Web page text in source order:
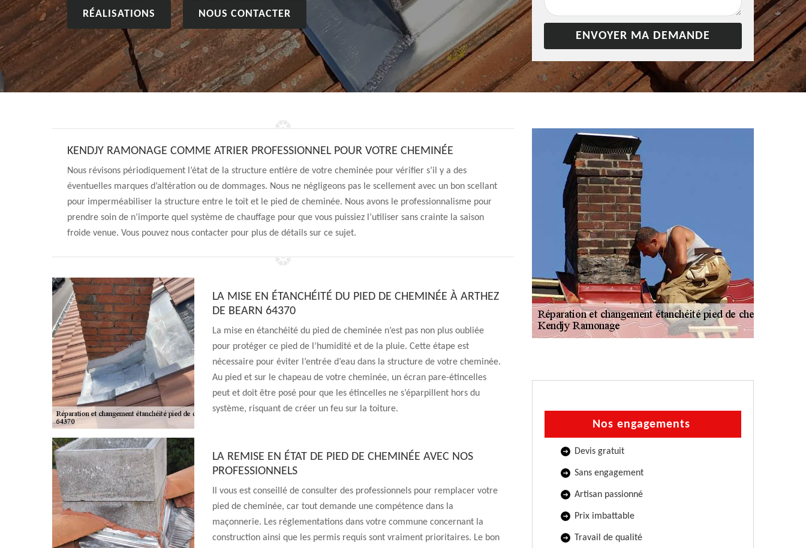
RÉALISATIONS NOUS CONTACTER
KENDJY RAMONAGE COMME ATRIER PROFESSIONNEL POUR VOTRE CHEMINÉE
Nous révisons périodiquement l’état de la structure entière de votre cheminée pour vérifier s’il y a des
éventuelles marques d’altération ou de dommages. Nous ne négligeons pas le scellement avec un bon scellant
pour imperméabiliser la structure entre le toit et le pied de cheminée. Nous avons le professionnalisme pour
prendre soin de n’importe quel système de chauffage pour que vous puissiez l’utiliser sans crainte la saison
froide venue. Vous pouvez nous contacter pour plus de détails sur ce sujet.
LA MISE EN ÉTANCHÉITÉ DU PIED DE CHEMINÉE À ARTHEZ
DE BEARN 64370
La mise en étanchéité du pied de cheminée n’est pas non plus oubliée
pour protéger ce pied de l’humidité et de la pluie. Cette étape est
nécessaire pour éviter l’entrée d’eau dans la structure de votre cheminée.
Au pied et sur le chapeau de votre cheminée, un écran pare-étincelles
peut et doit être posé pour que les étincelles ne s’éparpillent hors du
système, risquant de créer un feu sur la toiture.
LA REMISE EN ÉTAT DE PIED DE CHEMINÉE AVEC NOS
PROFESSIONNELS
Il vous est conseillé de consulter des professionnels pour remplacer votre
pied de cheminée, car tout demande une compétence dans la
maçonnerie. Les réglementations dans votre commune concernant la
construction ainsi que les permis requis sont vraiment prioritaires. Le bon
Nos engagements
Devis gratuit
Sans engagement
Artisan passionné
Prix imbattable
Travail de qualité